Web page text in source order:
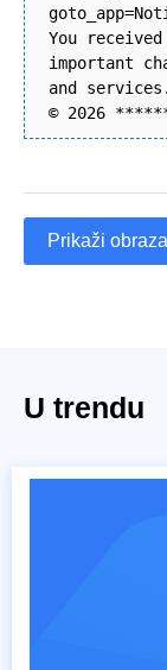
You
important
and services.
© 2026
Prikaži
U trendu